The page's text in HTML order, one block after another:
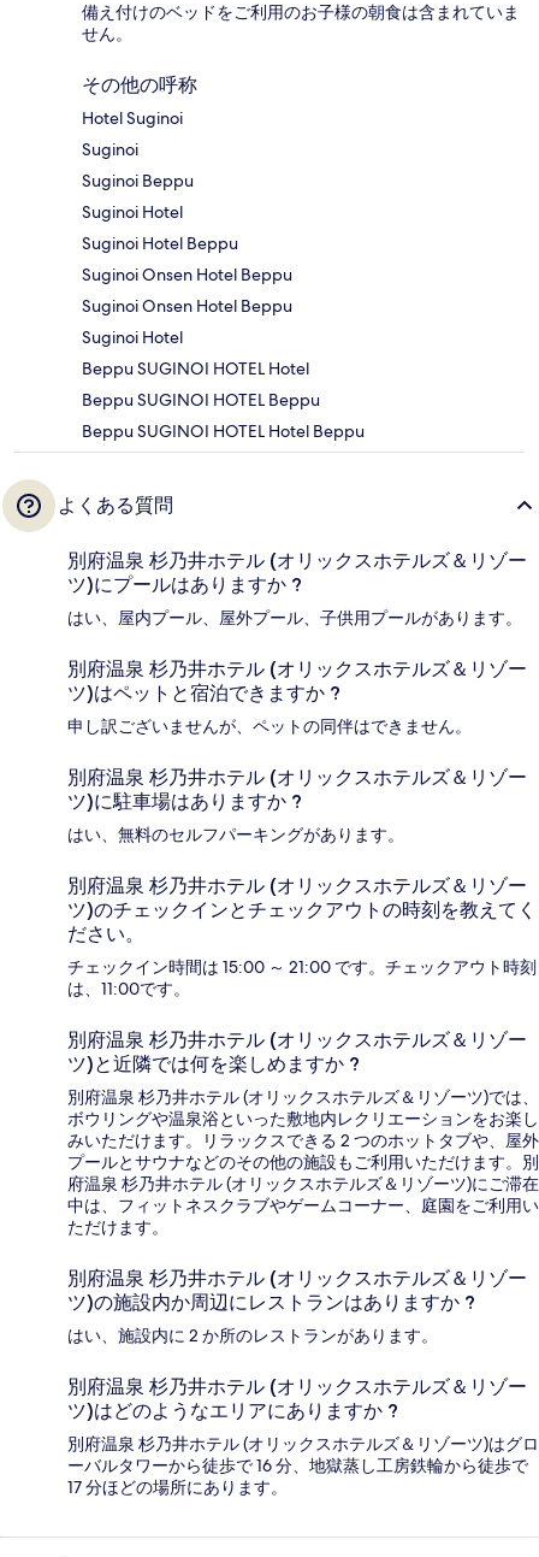
備え付けのベッドをご利用のお子様の朝食は含まれていま
せん。
その他の呼称
Hotel Suginoi
Suginoi
Suginoi Beppu
Suginoi Hotel
Suginoi Hotel Beppu
Suginoi Onsen Hotel Beppu
Suginoi Onsen Hotel Beppu
Suginoi Hotel
Beppu SUGINOI HOTEL Hotel
Beppu SUGINOI HOTEL Beppu
Beppu SUGINOI HOTEL Hotel Beppu
よくある質問
別府温泉 杉乃井ホテル (オリックスホテルズ＆リゾー
ツ)にプールはありますか ?
はい、屋内プール、屋外プール、子供用プールがあります。
別府温泉 杉乃井ホテル (オリックスホテルズ＆リゾー
ツ)はペットと宿泊できますか ?
申し訳ございませんが、ペットの同伴はできません。
別府温泉 杉乃井ホテル (オリックスホテルズ＆リゾー
ツ)に駐車場はありますか ?
はい、無料のセルフパーキングがあります。
別府温泉 杉乃井ホテル (オリックスホテルズ＆リゾー
ツ)のチェックインとチェックアウトの時刻を教えてく
ださい。
チェックイン時間は 15:00 ～ 21:00 です。チェックアウト時刻
は、11:00です。
別府温泉 杉乃井ホテル (オリックスホテルズ＆リゾー
ツ)と近隣では何を楽しめますか ?
別府温泉 杉乃井ホテル (オリックスホテルズ＆リゾーツ)では、
ボウリングや温泉浴といった敷地内レクリエーションをお楽し
みいただけます。リラックスできる 2 つのホットタブや、屋外
プールとサウナなどのその他の施設もご利用いただけます。別
府温泉 杉乃井ホテル (オリックスホテルズ＆リゾーツ)にご滞在
中は、フィットネスクラブやゲームコーナー、庭園をご利用い
ただけます。
別府温泉 杉乃井ホテル (オリックスホテルズ＆リゾー
ツ)の施設内か周辺にレストランはありますか ?
はい、施設内に 2 か所のレストランがあります。
別府温泉 杉乃井ホテル (オリックスホテルズ＆リゾー
ツ)はどのようなエリアにありますか ?
別府温泉 杉乃井ホテル (オリックスホテルズ＆リゾーツ)はグロ
ーバルタワーから徒歩で 16 分、地獄蒸し工房鉄輪から徒歩で
17 分ほどの場所にあります。